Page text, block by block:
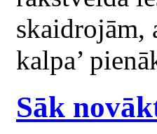
skaidrojām,
kalpa’
Sāk